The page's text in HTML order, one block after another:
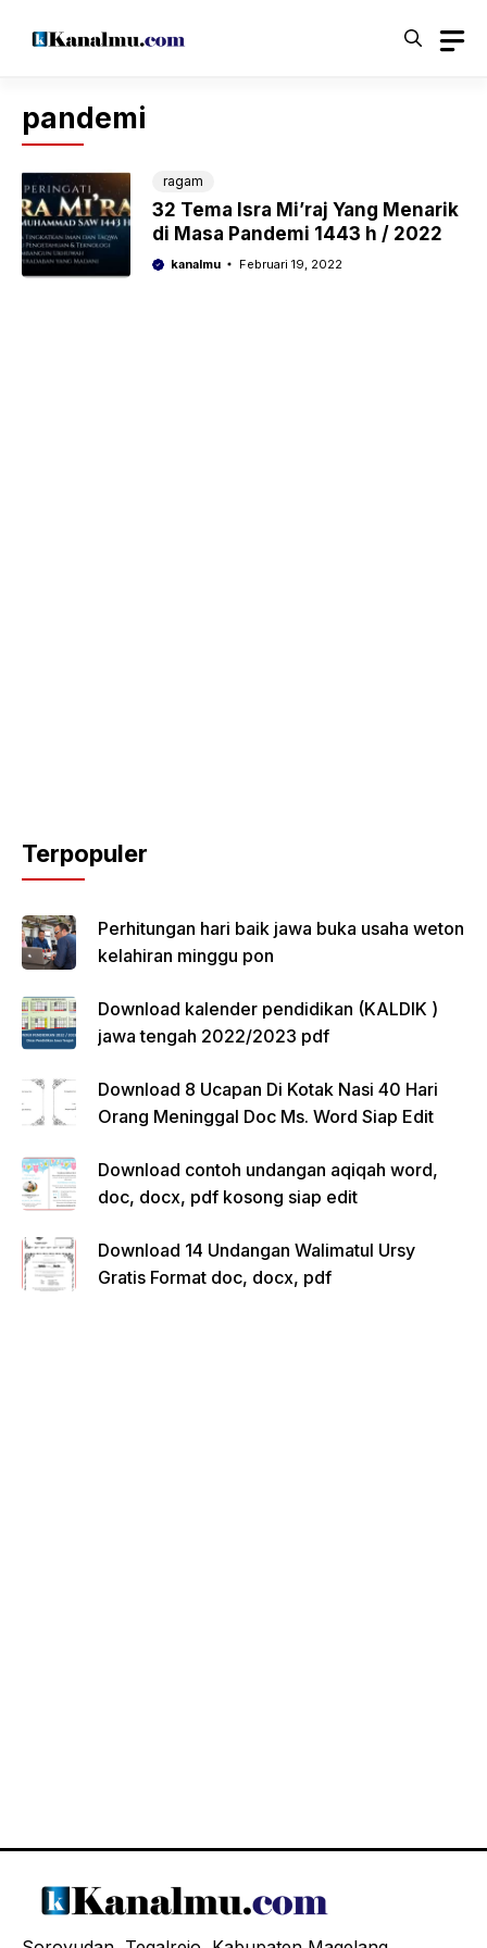
pandemi
ragam
32 Tema Isra Mi’raj Yang Menarik
di Masa Pandemi 1443 h / 2022
kanalmu Februari 19, 2022
Terpopuler
Perhitungan hari baik jawa buka usaha weton
kelahiran minggu pon
Download kalender pendidikan (KALDIK )
jawa tengah 2022/2023 pdf
Download 8 Ucapan Di Kotak Nasi 40 Hari
Orang Meninggal Doc Ms. Word Siap Edit
Download contoh undangan aqiqah word,
doc, docx, pdf kosong siap edit
Download 14 Undangan Walimatul Ursy
Gratis Format doc, docx, pdf